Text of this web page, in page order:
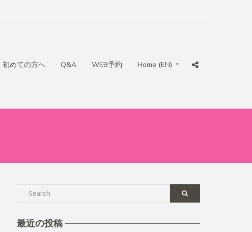
初めての方へ Q&A WEB予約 Home (EN)
最近の投稿